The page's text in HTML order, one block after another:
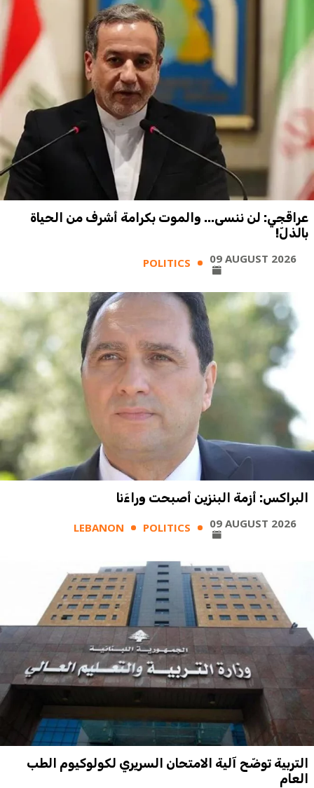
عراقجي: لن ننسى... والموت بكرامة أشرف من الحياة
بالذلّ!
POLITICS 09 AUGUST 2026
البراكس: أزمة البنزين أصبحت وراءَنا
LEBANON POLITICS 09 AUGUST 2026
التربية توضّح آلية الامتحان السريري لكولوكيوم الطب
العام